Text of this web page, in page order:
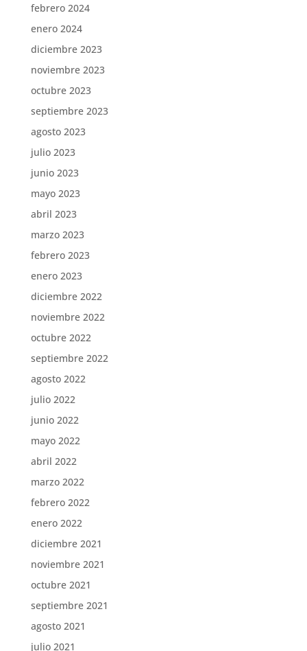
febrero 2024
enero 2024
diciembre 2023
noviembre 2023
octubre 2023
septiembre 2023
agosto 2023
julio 2023
junio 2023
mayo 2023
abril 2023
marzo 2023
febrero 2023
enero 2023
diciembre 2022
noviembre 2022
octubre 2022
septiembre 2022
agosto 2022
julio 2022
junio 2022
mayo 2022
abril 2022
marzo 2022
febrero 2022
enero 2022
diciembre 2021
noviembre 2021
octubre 2021
septiembre 2021
agosto 2021
julio 2021